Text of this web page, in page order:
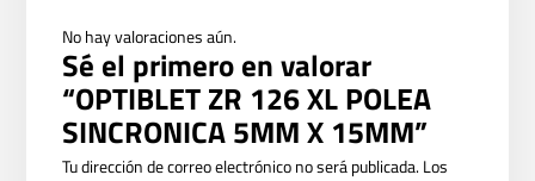
No hay valoraciones aún.
Sé el primero en valorar
“OPTIBLET ZR 126 XL POLEA
SINCRONICA 5MM X 15MM”
Tu dirección de correo electrónico no será publicada.Los